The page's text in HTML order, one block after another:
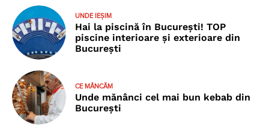
UNDE IEȘIM
Hai la piscină în București! TOP
piscine interioare și exterioare din
București
CE MÂNCĂM
Unde mănânci cel mai bun kebab din
București